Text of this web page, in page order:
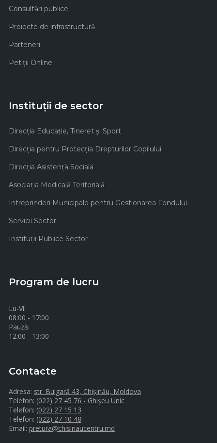
Consultări publice
Proiecte de infrastructură
Parteneri
Petiții Online
Instituții de sector
Direcţia Educaţie, Tineret şi Sport
Direcţia pentru Protecţia Drepturilor Copilului
Direcţia Asistenţă Socială
Asociaţia Medicală Teritorială
Intreprinderi Municipale pentru Gestionarea Fondului
Servicii Sector
Instituţii Publice Sector
Program de lucru
Lu-Vi:
08:00 - 17:00
Pauză:
12:00 - 13:00
Contacte
Adresa: str. Bulgară 43, Chișinău, Moldova
Telefon: (022) 27 45 76 - Ghișeu Unic
Telefon: (022) 27 15 13
Telefon: (022) 27 10 48
Email: pretura@chisinaucentru.md